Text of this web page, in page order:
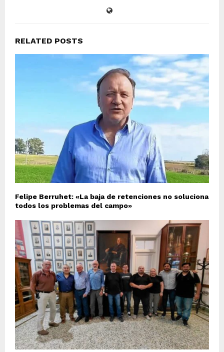
RELATED POSTS
Felipe Berruhet: «La baja de retenciones no soluciona
todos los problemas del campo»